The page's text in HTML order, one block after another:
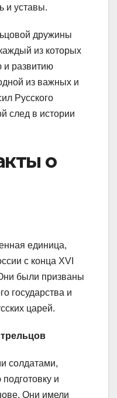
и уставы.
дружины
из которых
и развитию
из важных и
Русского
след в истории
о
единица,
с конца XVI
были призваны
государства и
царей.
солдатами,
и
Они имели